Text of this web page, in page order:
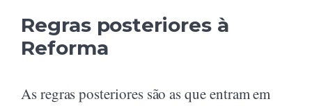
Regras posteriores à
Reforma
As regras posteriores são as que entram em